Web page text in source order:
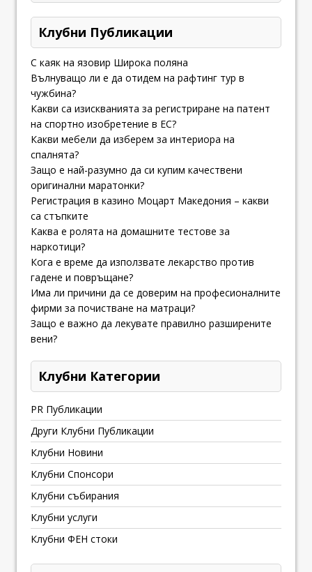
Клубни Публикации
С каяк на язовир Широка поляна
Вълнуващо ли е да отидем на рафтинг тур в
чужбина?
Какви са изискванията за регистриране на патент
на спортно изобретение в ЕС?
Какви мебели да изберем за интериора на
спалнята?
Защо е най-разумно да си купим качествени
оригинални маратонки?
Регистрация в казино Моцарт Македония – какви
са стъпките
Каква е ролята на домашните тестове за
наркотици?
Кога е време да използвате лекарство против
гадене и повръщане?
Има ли причини да се доверим на професионалните
фирми за почистване на матраци?
Защо е важно да лекувате правилно разширените
вени?
Клубни Категории
PR Публикации
Други Клубни Публикации
Клубни Новини
Клубни Спонсори
Клубни събирания
Клубни услуги
Клубни ФЕН стоки